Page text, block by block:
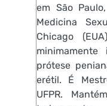
em São
Medicina
Chicago
prótese
erétil. É
UFPR.